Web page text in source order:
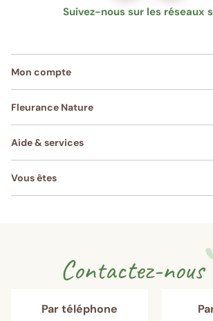
Suivez-nous sur les réseaux
Mon compte
Fleurance Nature
Aide & services
Vous êtes
Contactez-nous
Par téléphone